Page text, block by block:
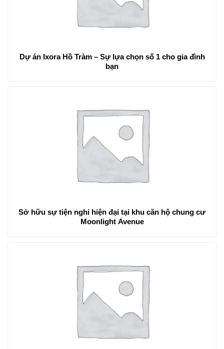
Dự án Ixora Hồ Tràm – Sự lựa chọn số 1 cho gia đình
bạn
Sở hữu sự tiện nghi hiện đại tại khu căn hộ chung cư
Moonlight Avenue